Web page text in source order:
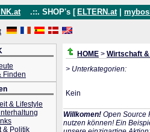
.::. SHOP's [ ELTERN.at
Finden
& Lifestyle
& Politik
HOME > Wirtschaft
> Unterkategorien:
Kein
Willkomen! Open Source
nutzen können! Ein